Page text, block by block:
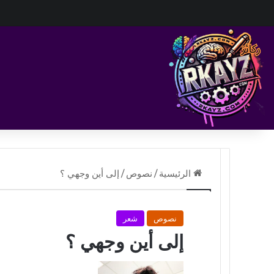
الرئيسية / نصوص / إلى أين وجهي ؟
نصوص شعر
إلى أين وجهي ؟